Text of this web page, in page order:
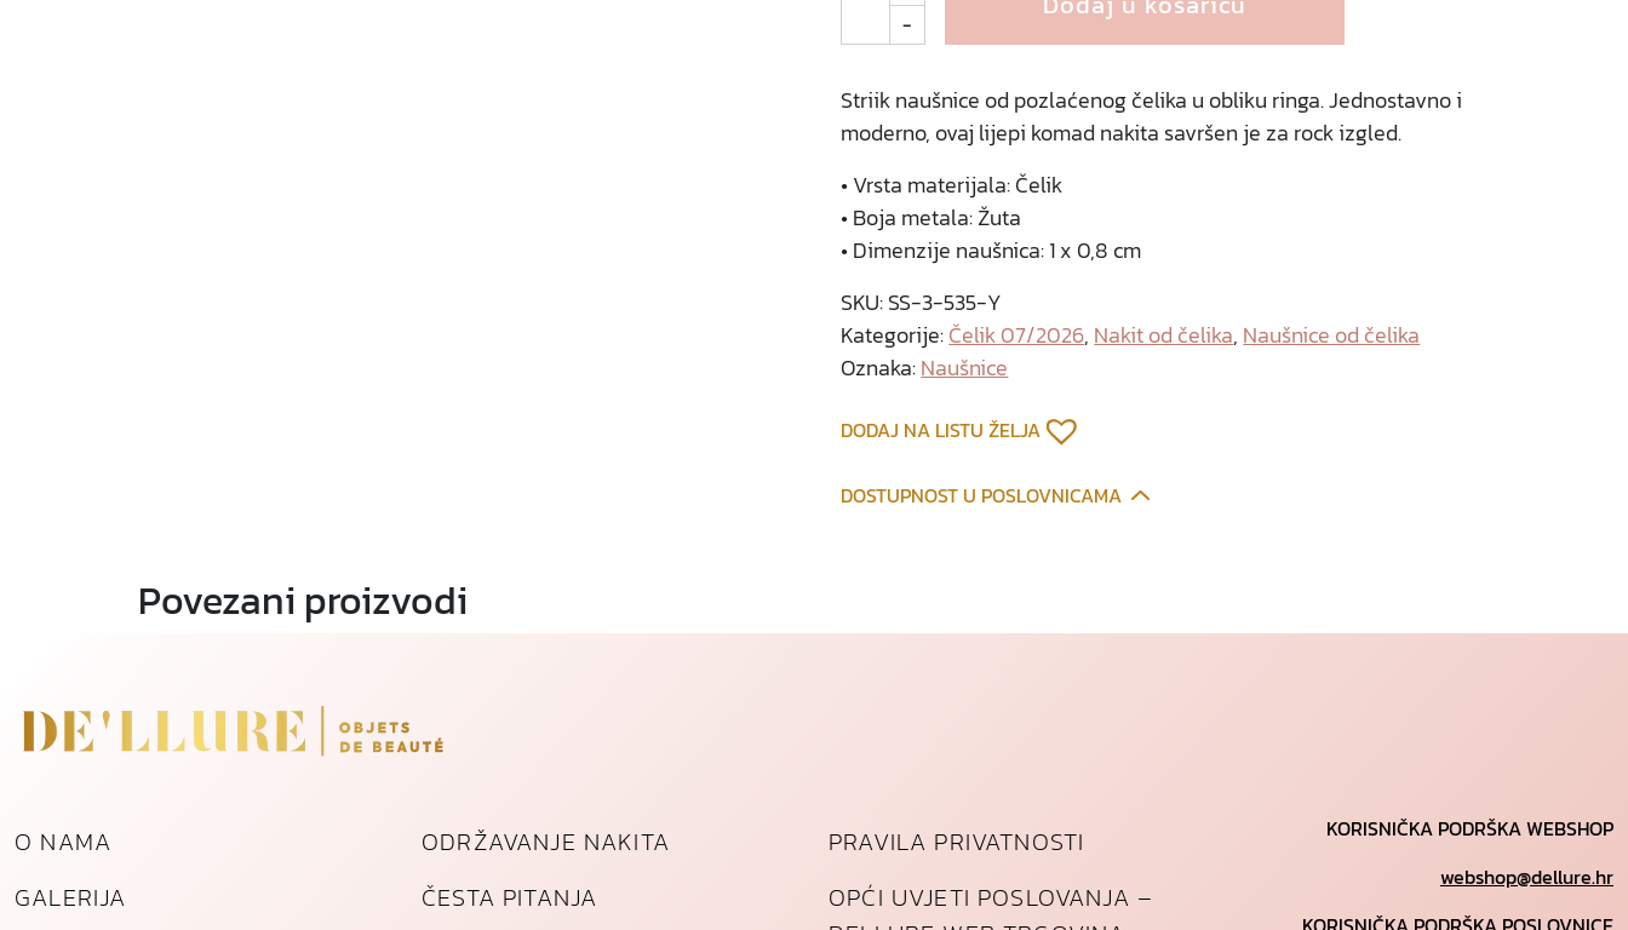
r
i
k
a
u
i
c
e
p
z
k
k
-
Striik naušnice od pozlaćenog čelika u obliku ringa. Jednostavno i
moderno, ovaj lijepi komad nakita savršen je za rock izgled.
• Vrsta materijala: Čelik
• Boja metala: Žuta
• Dimenzije naušnica: 1 x 0,8 cm
SKU:SS-3-535-Y
Kategorije:Čelik 07/2026, Nakit od čelika, Naušnice od čelika
Oznaka:Naušnice
DODAJ NA LISTU ŽELJA
DOSTUPNOST U POSLOVNICAMA
Povezani proizvodi
O NAMA
GALERIJA
ODRŽAVANJE NAKITA
ČESTA PITANJA
PRAVILA PRIVATNOSTI
OPĆI UVJETI POSLOVANJA –
KORISNIČKA PODRŠKA WEBSHOP
webshop@dellure.hr